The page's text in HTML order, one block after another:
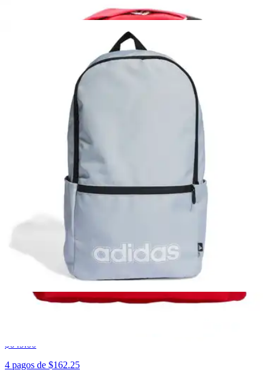
Mochila Hombre Everest Blanco Casual Caballero
$179.75
Mochila Everest Hombre Casual Blanco Caballero
$179.75
Sin intereses
Mochila Everest Blanco Hombre Casual Caballero
$729.00
$182.25
Sin intereses
$649.00
4 pagos de $162.25